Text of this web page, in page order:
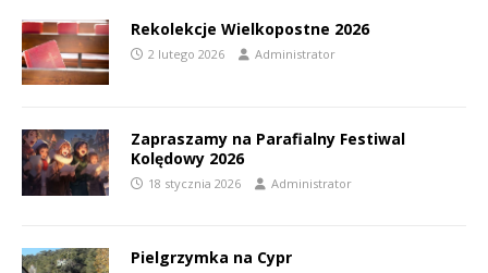
Rekolekcje Wielkopostne 2026
2 lutego 2026 Administrator
Zapraszamy na Parafialny Festiwal
Kolędowy 2026
18 stycznia 2026 Administrator
Pielgrzymka na Cypr